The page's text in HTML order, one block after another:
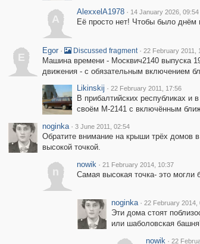
A
AlexxelA1978 · 14 January 2026, 09:54
Её просто нет! Чтобы было днём
E
Egor · Discussed fragment · 22 February 2011,
Машина времени - Москвич2140 выпуска
движения - с обязательным включением
Likinskij · 22 February 2011, 17:56
В прибалтийских республиках и
своём М-2141 с включённым
noginka · 3 June 2011, 02:54
Обратите внимание на крыши трёх домов
высокой точкой.
n
nowik · 21 February 2014, 10:37
Самая высокая точка- это могли
noginka · 22 February 2014,
Эти дома стоят
или шаболовская
nowik · 22